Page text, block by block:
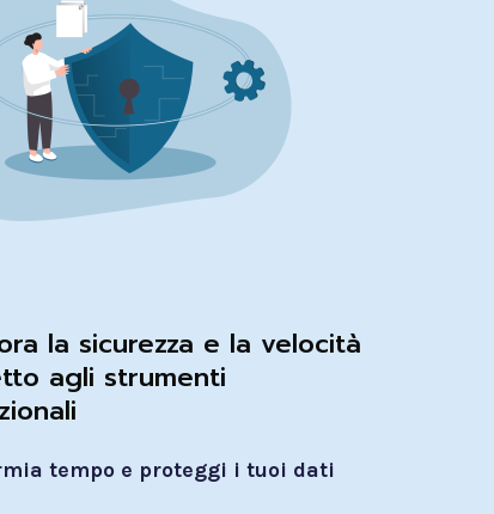
la sicurezza e la velocità
agli strumenti
tempo e proteggi i tuoi dati